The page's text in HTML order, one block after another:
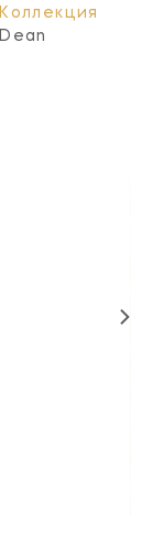
Коллекция
Dean